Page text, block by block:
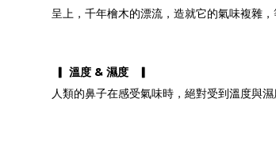
呈上，千年檜木的漂流，造就它的氣味複雜，
▎ 溫度 & 濕度 ▎
人類的鼻子在感受氣味時，絕對受到溫度與